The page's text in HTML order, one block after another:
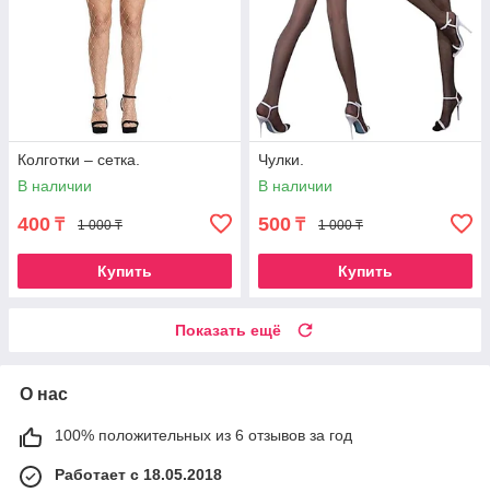
Колготки – сетка.
В наличии
400 ₸ 1 000 ₸
Купить
Чулки.
В наличии
500 ₸ 1 000 ₸
Купить
Показать ещё
О нас
100% положительных из 6 отзывов за год
Работает с 18.05.2018